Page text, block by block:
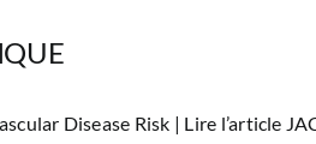
Disease Risk | Lire l’article